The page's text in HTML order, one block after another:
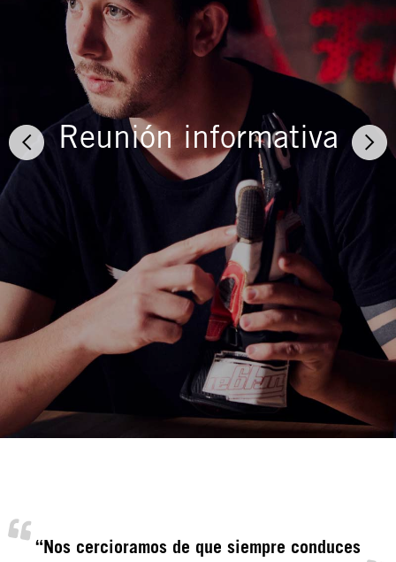
Reunión informativa
“Nos cercioramos de que siempre conduces